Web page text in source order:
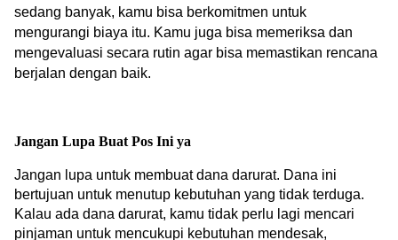
sedang banyak, kamu bisa berkomitmen untuk
mengurangi biaya itu. Kamu juga bisa memeriksa dan
mengevaluasi secara rutin agar bisa memastikan rencana
berjalan dengan baik.
Jangan Lupa Buat Pos Ini ya
Jangan lupa untuk membuat dana darurat. Dana ini
bertujuan untuk menutup kebutuhan yang tidak terduga.
Kalau ada dana darurat, kamu tidak perlu lagi mencari
pinjaman untuk mencukupi kebutuhan mendesak,